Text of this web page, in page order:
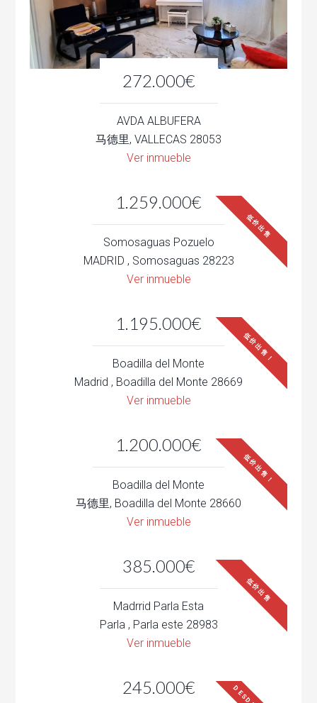
272.000€
AVDA ALBUFERA
马德里, VALLECAS 28053
Ver inmueble
1.259.000€
低价出售
Somosaguas Pozuelo
MADRID , Somosaguas 28223
Ver inmueble
1.195.000€
低价出售！
Boadilla del Monte
Madrid , Boadilla del Monte 28669
Ver inmueble
1.200.000€
低价出售！
Boadilla del Monte
马德里, Boadilla del Monte 28660
Ver inmueble
385.000€
低价出售
Madrrid Parla Esta
Parla , Parla este 28983
Ver inmueble
245.000€